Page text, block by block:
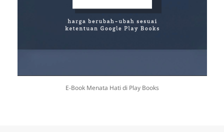
E-Book Menata Hati di Play Books